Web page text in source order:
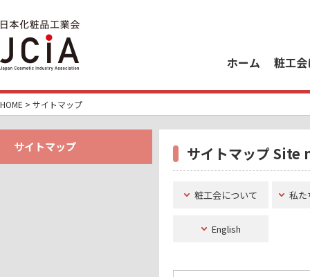
ホーム 粧工
HOME > サイトマップ
サイトマップ サイトマップ Site
粧工会について 私た
English